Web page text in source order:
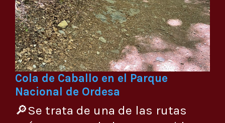
Cola de Caballo en el Parque
Nacional de Ordesa
🔎Se trata de una de las rutas